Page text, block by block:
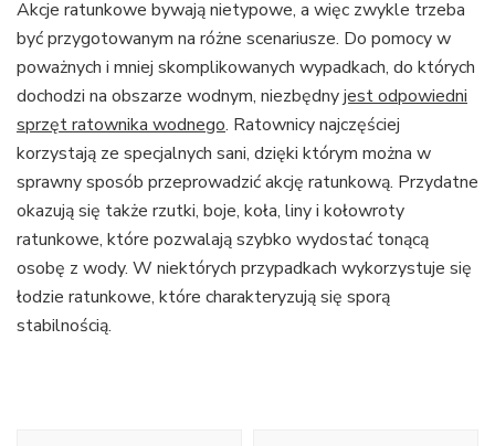
Akcje ratunkowe bywają nietypowe, a więc zwykle trzeba
być przygotowanym na różne scenariusze. Do pomocy w
poważnych i mniej skomplikowanych wypadkach, do których
dochodzi na obszarze wodnym, niezbędnyjest odpowiedni
sprzęt ratownika wodnego. Ratownicy najczęściej
korzystają ze specjalnych sani, dzięki którym można w
sprawny sposób przeprowadzić akcję ratunkową. Przydatne
okazują się także rzutki, boje, koła, liny i kołowroty
ratunkowe, które pozwalają szybko wydostać tonącą
osobę z wody. W niektórych przypadkach wykorzystuje się
łodzie ratunkowe, które charakteryzują się sporą
stabilnością.